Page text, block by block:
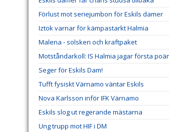
Förlust mot seriejumbon för Eskils damer
Iztok varnar för kämpastarkt Halmia
Malena - solsken och kraftpaket
Motståndarkoll: IS Halmia jagar första
Seger för Eskils Dam!
Tufft fysiskt Värnamo väntar Eskils
Nova Karlsson inför IFK Värnamo
Eskils slog ut regerande mästarna
Ung trupp mot HIF i DM